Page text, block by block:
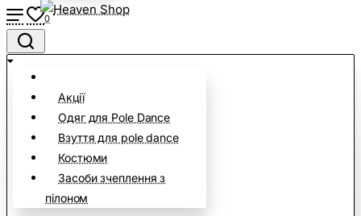
0
Акції
Одяг для Pole Dance
Взуття для pole dance
Костюми
Засоби зчеплення з
пілоном